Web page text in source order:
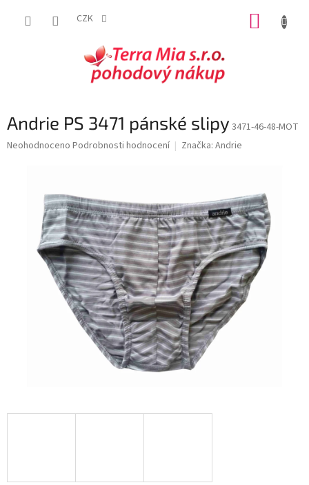
CZK
Andrie PS 3471 pánské slipy 3471-46-48-MOT
Průměrné
hvězdiček.
Neohodnoceno Podrobnosti hodnocení Značka: Andrie